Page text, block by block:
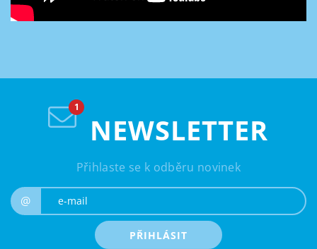
NEWSLETTER
Přihlaste se k odběru novinek
@
PŘIHLÁSIT